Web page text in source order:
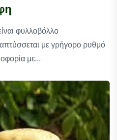
φυλλοβόλλο
με γρήγορο ρυθμό
με...